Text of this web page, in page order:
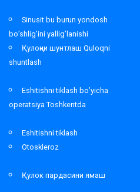
Sinusit bu burun yondosh
bo’shlig’ini yallig’lanishi
Қулоқни шунтлаш Quloqni
shuntlash
Eshitishni tiklash bo’yicha
operatsiya Toshkentda
Eshitishni tiklash
Otoskleroz
Қулок пардасини ямаш